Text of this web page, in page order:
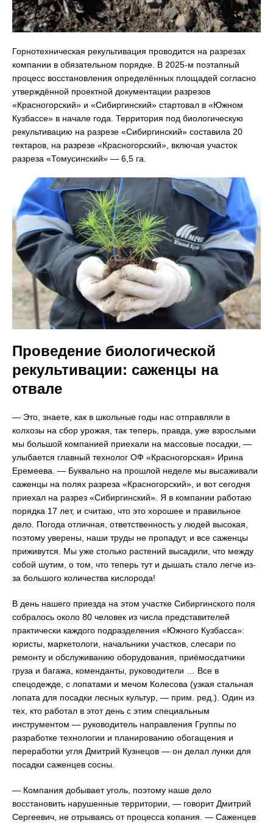
Горнотехническая рекультивация проводится на разрезах
компании в обязательном порядке. В 2025-м поэтапный
процесс восстановления определённых площадей согласно
утверждённой проектной документации разрезов
«Красногорский» и «Сибиргинский» стартовал в «Южном
Кузбассе» в начале года. Территория под биологическую
рекультивацию на разрезе «Сибиргинский» составила 20
гектаров, на разрезе «Красногорский», включая участок
разреза «Томусинский» ― 6,5 га.
Проведение биологической
рекультивации: саженцы на
отвале
― Это, знаете, как в школьные годы нас отправляли в
колхозы на сбор урожая, так теперь, правда, уже взрослыми
мы большой компанией приехали на массовые посадки, ―
улыбается главный технолог ОФ «Красногорская» Ирина
Еремеева. ― Буквально на прошлой неделе мы высаживали
саженцы на полях разреза «Красногорский», и вот сегодня
приехал на разрез «Сибиргинский». Я в компании работаю
порядка 17 лет, и считаю, что это хорошее и правильное
дело. Погода отличная, ответственность у людей высокая,
поэтому уверены, наши труды не пропадут, и все саженцы
приживутся. Мы уже столько растений высадили, что между
собой шутим, о том, что теперь тут и дышать стало легче из-
за большого количества кислорода!
В день нашего приезда на этом участке Сибиргинского поля
собралось около 80 человек из числа представителей
практически каждого подразделения «Южного Кузбасса»:
юристы, маркетологи, начальники участков, слесари по
ремонту и обслуживанию оборудования, приёмосдатчики
груза и багажа, коменданты, руководители … Все в
спецодежде, с лопатами и мечом Колесова (узкая стальная
лопата для посадки лесных культур, ― прим. ред.). Один из
тех, кто работал в этот день с этим специальным
инструментом ― руководитель направления Группы по
разработке технологии и планированию обогащения и
переработки угля Дмитрий Кузнецов ― он делал лунки для
посадки саженцев сосны.
― Компания добывает уголь, поэтому наше дело
восстановить нарушенные территории, ― говорит Дмитрий
Сергеевич, не отрываясь от процесса копания. ― Саженцев